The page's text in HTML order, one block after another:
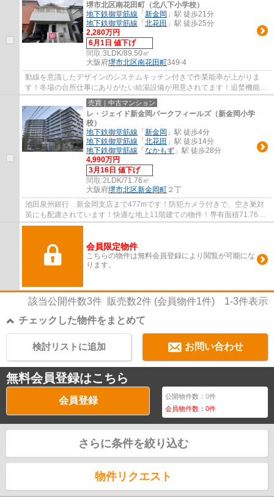
堺市北区南花田町（北八下小学校）
地下鉄御堂筋線 「 新金岡 」駅 徒歩21分
地下鉄御堂筋線 「 北花田 」駅 徒歩25分
2,280万円
6月1日 値下げ
間取:3LDK/89.50㎡
大阪府堺市北区南花田町349-4
動線を意識したデザインのシステムキッチン付きで作業能率が上がりま
す！冬場の台所仕事にありがたい給湯設備が用意されてます！追焚機能の
ある浴室のでお湯が冷めてしまっても安心で...
売買｜中古マンション
レ・ジェイド新金岡パークフィールズ（新金岡小学
校）
地下鉄御堂筋線 「 新金岡 」駅 徒歩4分
地下鉄御堂筋線 「 北花田 」駅 徒歩14分
地下鉄御堂筋線 「 なかもず 」駅 徒歩28分
4,990万円
3月16日 値下げ
間取:2LDK/71.76㎡
大阪府堺市北区新金岡町 ２丁
池田泉州銀行 新金岡支店まで477mです！防犯カメラ付きで、空き巣対
策にも配慮されています！快適な地上11階建ての物件！専有面積71.76平
米で広々している物件です！Piece Homeがお客...
会員限定物件
こちらの物件は無料会員登録により閲覧が可能にな
ります。
該当公開件数3件 販売数2件 (会員物件1件) 1-3件表示
チェックした物件をまとめて
お問い合わせ
検討リストに追加
無料会員登録はこちら
会員登録 公開物件数：0件
会員物件数：0件
さらに条件を絞り込む
物件リクエスト